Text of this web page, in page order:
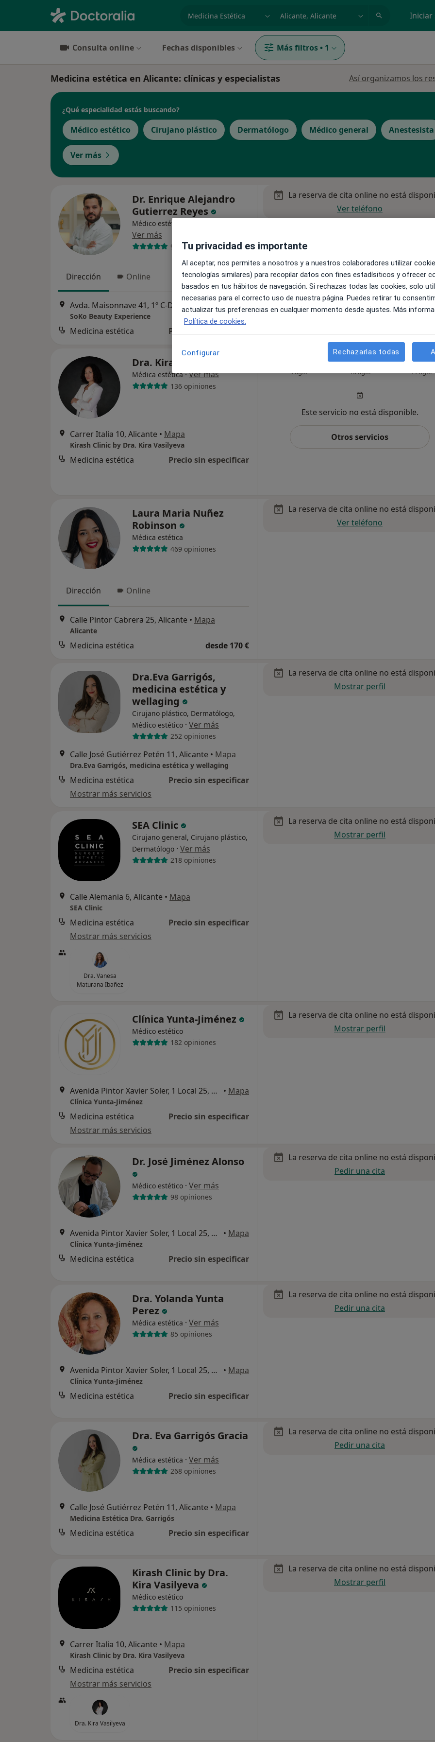
especialidad, enfermedad o nombre Iniciar
Consulta online Fechas disponibles Más filtros • 1
Medicina estética en Alicante: clínicas y especialistas Así organizamos los
¿Qué especialidad estás buscando?
Médico estético Cirujano plástico Dermatólogo Médico general Anestesista
Ver más
Dr. Enrique Alejandro
Gutierrez Reyes
Médico estético, Médico general
Ver más
96 opiniones
Dirección Online
Avda. Maisonnave 41, 1º C-D,, Alicante Mapa
SoKo Beauty Experience
Medicina estética Precio sin especificar
La reserva de cita online no está
Ver teléfono
Dra. Kira Vasilyeva
Médica estética·Ver más
136 opiniones
Carrer Italia 10, Alicante • Mapa
Kirash Clinic by Dra. Kira Vasilyeva
Medicina estética Precio sin especificar
9 ago.
Mañana
10 ago.
Mar
11 ago.
Este servicio no está disponible.
Otros servicios
Laura Maria Nuñez
Robinson
Médica estética
469 opiniones
Dirección Online
Calle Pintor Cabrera 25, Alicante • Mapa
Alicante
Medicina estética desde 170 €
La reserva de cita online no está
Ver teléfono
Dra.Eva Garrigós,
medicina estética y
wellaging
Cirujano plástico, Dermatólogo,
Médico estético · Ver más
252 opiniones
Calle José Gutiérrez Petén 11, Alicante • Mapa
Dra.Eva Garrigós, medicina estética y wellaging
Medicina estética
Precio sin especificar
Mostrar más servicios
La reserva de cita online no está
Mostrar perfil
SEA Clinic
Cirujano general, Cirujano plástico,
Dermatólogo · Ver más
218 opiniones
Calle Alemania 6, Alicante • Mapa
SEA Clinic
Medicina estética
Precio sin especificar
Mostrar más servicios
Dra. Vanesa
Maturana Ibañez
La reserva de cita online no está
Mostrar perfil
Clínica Yunta-Jiménez
Médico estético
182 opiniones
Avenida Pintor Xavier Soler, 1 Local 25, Alicante • Mapa
Clínica Yunta-Jiménez
Medicina estética
Precio sin especificar
Mostrar más servicios
La reserva de cita online no está
Mostrar perfil
Dr. José Jiménez Alonso
Médico estético · Ver más
98 opiniones
Avenida Pintor Xavier Soler, 1 Local 25, Alicante • Mapa
Clínica Yunta-Jiménez
Medicina estética Precio sin especificar
La reserva de cita online no está
Pedir una cita
Dra. Yolanda Yunta
Perez
Médica estética · Ver más
85 opiniones
Avenida Pintor Xavier Soler, 1 Local 25, Alicante • Mapa
Clínica Yunta-Jiménez
Medicina estética Precio sin especificar
La reserva de cita online no está
Pedir una cita
Dra. Eva Garrigós Gracia
Médica estética · Ver más
268 opiniones
Calle José Gutiérrez Petén 11, Alicante • Mapa
Medicina Estética Dra. Garrigós
Medicina estética Precio sin especificar
La reserva de cita online no está
Pedir una cita
Kirash Clinic by Dra.
Kira Vasilyeva
Médico estético
115 opiniones
Carrer Italia 10, Alicante • Mapa
Kirash Clinic by Dra. Kira Vasilyeva
Medicina estética
Precio sin especificar
Mostrar más servicios
Dra. Kira Vasilyeva
La reserva de cita online no está
Mostrar perfil
Tu privacidad es importante
Al aceptar, nos permites a nosotros y a nuestros colaboradores utilizar
tecnologías similares) para recopilar datos con fines estadísiticos y ofrecer
basados en tus hábitos de navegación. Si rechazas todas las cookies, solo
necesarias para el correcto uso de nuestra página. Puedes retirar tu
actualizar tus preferencias en cualquier momento desde ajustes. Más
Política de cookies.
Configurar Rechazarlas todas